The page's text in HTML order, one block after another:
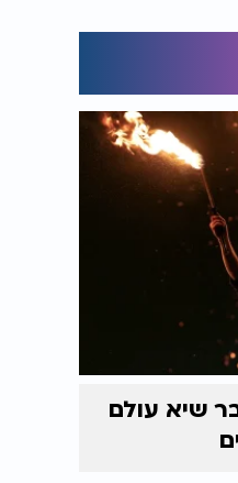
נער בן 15 שבר שיא עולם